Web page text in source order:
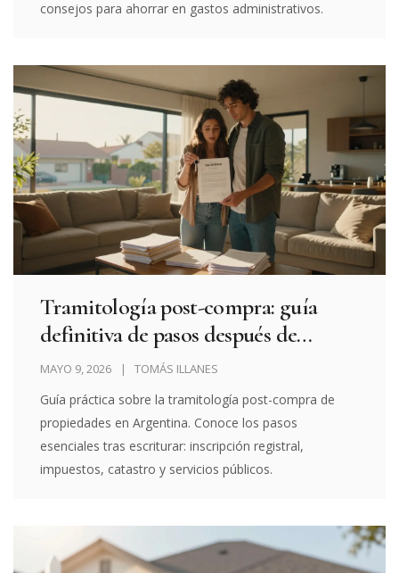
consejos para ahorrar en gastos administrativos.
Tramitología post-compra: guía
definitiva de pasos después de
escriturar una propiedad
MAYO 9, 2026 TOMÁS ILLANES
Guía práctica sobre la tramitología post-compra de
propiedades en Argentina. Conoce los pasos
esenciales tras escriturar: inscripción registral,
impuestos, catastro y servicios públicos.